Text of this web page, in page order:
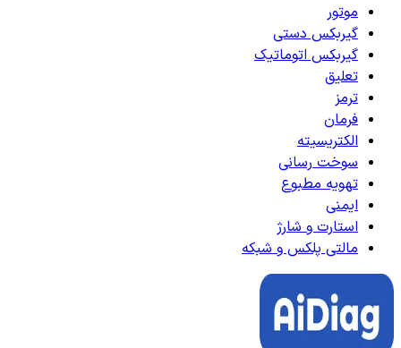
موتور
گیربکس دستی
گیربکس اتوماتیک
تعلیق
ترمز
فرمان
الکتریسیته
سوخت رسانی
تهویه مطبوع
ایمنی
استارت و شارژ
مالتی پلکس و شبکه